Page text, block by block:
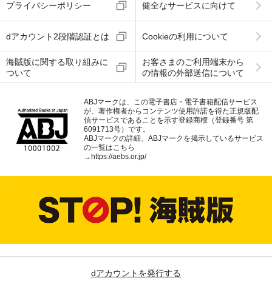
プライバシーポリシー 健全なサービスに向けて
dアカウント2段階認証とは Cookieの利用について
海賊版に関する取り組みに
ついて
お客さまのご利用端末から
の情報の外部送信について
ABJマークは、この電子書店・電子書籍配信サービス
が、著作権者からコンテンツ使用許諾を得た正規版配
信サービスであることを示す登録商標（登録番号 第
6091713号）です。
ABJマークの詳細、ABJマークを掲示しているサービス
の一覧はこちら
→ https://aebs.or.jp/
dアカウントを発行する